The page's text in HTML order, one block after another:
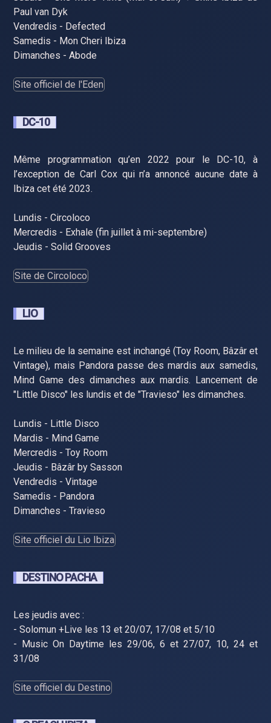
Paul van Dyk
Vendredis - Defected
Samedis - Mon Cheri Ibiza
Dimanches - Abode
Site officiel de l'Eden
DC-10
Même programmation qu’en 2022 pour le DC-10, à
l’exception de Carl Cox qui n’a annoncé aucune date à
Ibiza cet été 2023.
Lundis - Circoloco
Mercredis - Exhale (fin juillet à mi-septembre)
Jeudis - Solid Grooves
Site de Circoloco
LIO
Le milieu de la semaine est inchangé (Toy Room, Bâzâr et
Vintage), mais Pandora passe des mardis aux samedis,
Mind Game des dimanches aux mardis. Lancement de
"Little Disco" les lundis et de "Travieso" les dimanches.
Lundis - Little Disco
Mardis - Mind Game
Mercredis - Toy Room
Jeudis - Bâzâr by Sasson
Vendredis - Vintage
Samedis - Pandora
Dimanches - Travieso
Site officiel du Lio Ibiza
DESTINO PACHA
Les jeudis avec :
- Solomun +Live les 13 et 20/07, 17/08 et 5/10
- Music On Daytime les 29/06, 6 et 27/07, 10, 24 et
31/08
Site officiel du Destino